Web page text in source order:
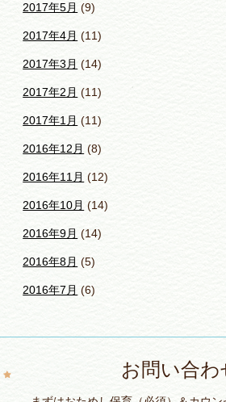
2017年5月 (9)
2017年4月 (11)
2017年3月 (14)
2017年2月 (11)
2017年1月 (11)
2016年12月 (8)
2016年11月 (12)
2016年10月 (14)
2016年9月 (14)
2016年8月 (5)
2016年7月 (6)
お問い合わ